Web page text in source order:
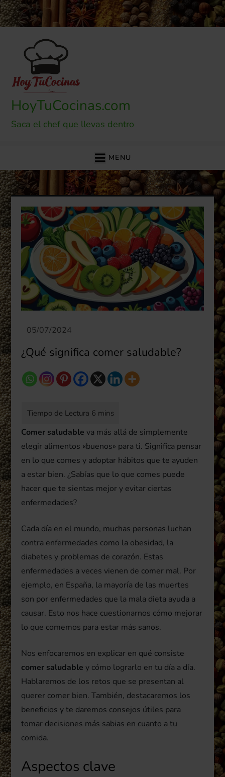
Skip
to
HoyTuCocinas.com
Saca el chef que llevas dentro
MENU
¿Qué significa comer saludable?
Comer saludable va más allá de simplemente
elegir alimentos «buenos» para ti. Significa pensar
en lo que comes y adoptar hábitos que te ayuden
a estar bien. ¿Sabías que lo que comes puede
hacer que te sientas mejor y evitar ciertas
enfermedades?
Cada día en el mundo, muchas personas luchan
contra enfermedades como la obesidad, la
diabetes y problemas de corazón. Estas
enfermedades a veces vienen de comer mal. Por
ejemplo, en España, la mayoría de las muertes
son por enfermedades que la mala dieta ayuda a
causar. Esto nos hace cuestionarnos cómo mejorar
lo que comemos para estar más sanos.
Nos enfocaremos en explicar en qué consiste
comer saludable y cómo lograrlo en tu día a día.
Hablaremos de los retos que se presentan al
querer comer bien. También, destacaremos los
beneficios y te daremos consejos útiles para
tomar decisiones más sabias en cuanto a tu
comida.
Aspectos clave